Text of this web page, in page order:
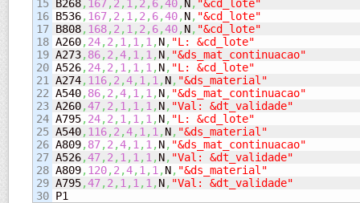
15
16
17
18
19
20
21
22
23
24
25
26
27
28
29
B268, 167, 2 , 1 , 2 , 6,40, N, "&cd_lote"
B536,167,2 ,1 ,2 ,6,40,N, "&cd_lote"
B808, 168, 2 , 1 , 2 , 6,40, N, "&cd_lote"
A260,24,2 ,1 ,1 ,1 ,N, "L: &cd_lote"
A273, 86, 2 ,4, 1 , 1 , N, "&ds_mat_continuacao"
A526,24,2 ,1 ,1 ,1 ,N, "L: &cd_lote"
A274, 116, 2 ,4, 1 , 1 , N, "&ds_material"
A540,86,2 ,4,1 ,1 ,N, "&ds_mat_continuacao"
A260,47, 2 , 1 , 1 , 1 , N, "Val: &dt_validade"
A795,24,2 ,1 ,1 ,1 ,N, "L: &cd_lote"
A540, 116, 2 ,4, 1 , 1 , N, "&ds_material"
A809,87,2 ,4,1 ,1 ,N, "&ds_mat_continuacao"
A526,47, 2 , 1 , 1 , 1 , N, "Val: &dt_validade"
A809,120,2 ,4,1 ,1 ,N, "&ds_material"
A795,47, 2 , 1 , 1 , 1 , N, "Val: &dt_validade"
P1